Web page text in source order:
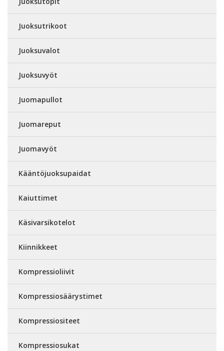
Juoksutrikoot
Juoksuvalot
Juoksuvyöt
Juomapullot
Juomareput
Juomavyöt
Kääntöjuoksupaidat
Kaiuttimet
Käsivarsikotelot
Kiinnikkeet
Kompressioliivit
Kompressiosäärystimet
Kompressiositeet
Kompressiosukat